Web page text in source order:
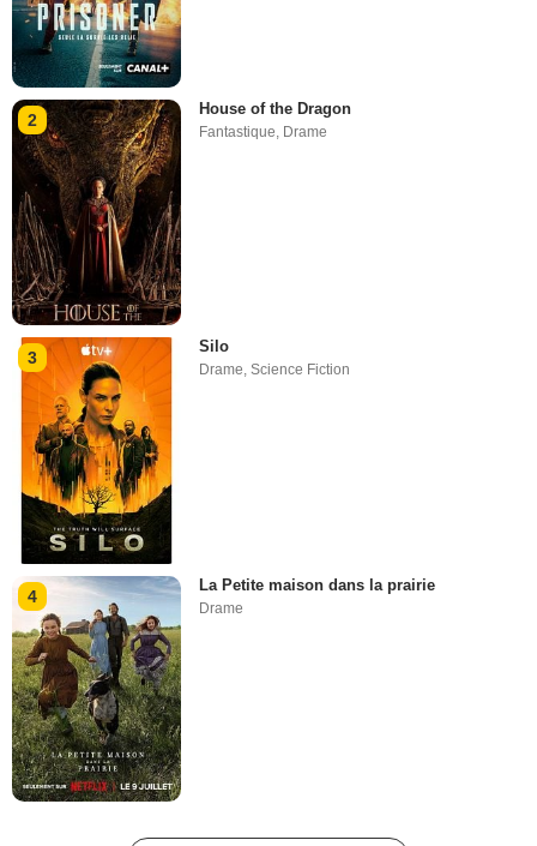
2
House of the Dragon
Fantastique, Drame
3
Silo
Drame,Science Fiction
4
La Petite maison dans la prairie
Drame